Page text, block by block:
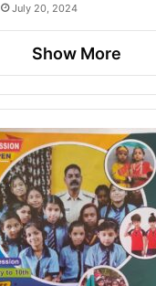
July 20, 2024
Show More